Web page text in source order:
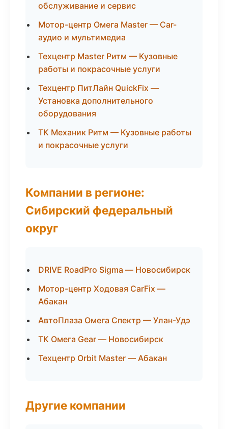
обслуживание и сервис
Мотор-центр Омега Master — Car-
аудио и мультимедиа
Техцентр Master Ритм — Кузовные
работы и покрасочные услуги
Техцентр ПитЛайн QuickFix —
Установка дополнительного
оборудования
ТК Механик Ритм — Кузовные работы
и покрасочные услуги
Компании в регионе:
Сибирский федеральный
округ
DRIVE RoadPro Sigma — Новосибирск
Мотор-центр Ходовая CarFix —
Абакан
АвтоПлаза Омега Спектр — Улан-Удэ
ТК Омега Gear — Новосибирск
Техцентр Orbit Master — Абакан
Другие компании